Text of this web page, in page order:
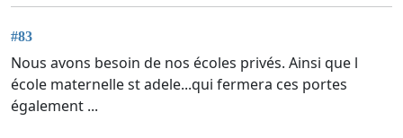
#83
Nous avons besoin de nos écoles privés. Ainsi que l
école maternelle st adele...qui fermera ces portes
également ...